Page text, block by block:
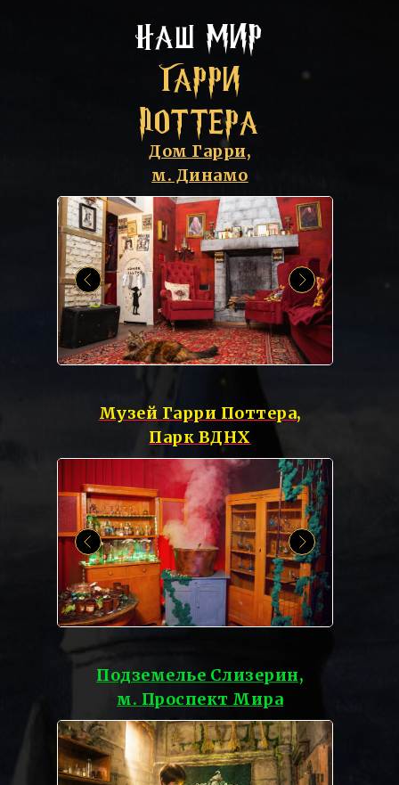
НАШ МИР
ГАРРИ
ПОТТЕРА
Дом Гарри,
м. Динамо
Музей Гарри Поттера,
Парк ВДНХ
Подземелье Слизерин,
м. Проспект Мира